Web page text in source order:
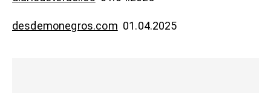
desdemonegros.com 01.04.2025